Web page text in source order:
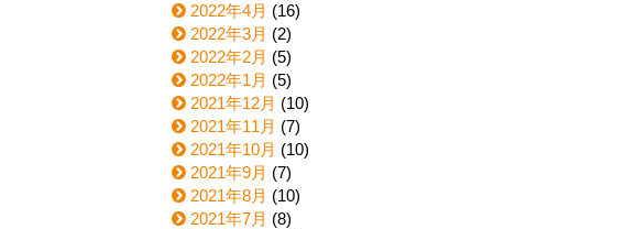
2022年4月 (16)
2022年3月 (2)
2022年2月 (5)
2022年1月 (5)
2021年12月 (10)
2021年11月 (7)
2021年10月 (10)
2021年9月 (7)
2021年8月 (10)
2021年7月 (8)